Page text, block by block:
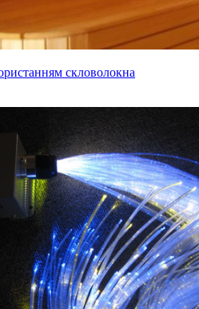
скловолокна